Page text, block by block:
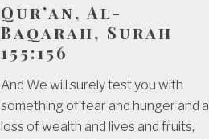
Qur’an, Al-
Baqarah, Surah
155:156
And We will surely test you with
something of fear and hunger and a
loss of wealth and lives and fruits,